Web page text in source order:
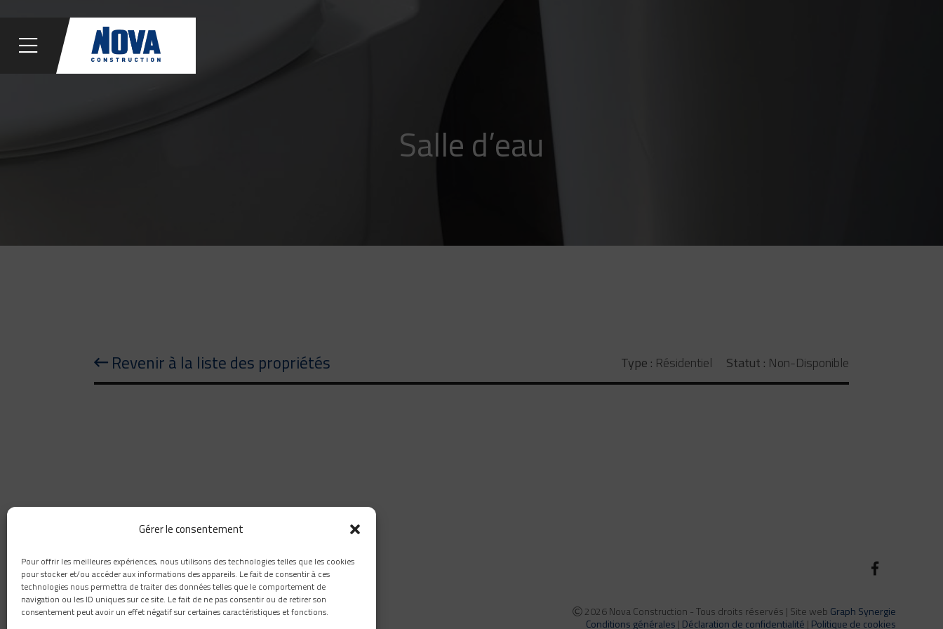
Gérer le consentement
Pour offrir les meilleures expériences, nous utilisons des technologies telles que les cookies
pour stocker et/ou accéder aux informations des appareils. Le fait de consentir à ces
technologies nous permettra de traiter des données telles que le comportement de
navigation ou les ID uniques sur ce site. Le fait de ne pas consentir ou de retirer son
consentement peut avoir un effet négatif sur certaines caractéristiques et fonctions.
Salle d’eau
Revenir à la liste des propriétés Type : Résidentiel Statut : Non-Disponible
418 660-8111
1259, rue Paul-émile-Giroux, Québec, G1C 0K9
info@novaconstructioncp.com
2026 Nova Construction - Tous droits réservés | Site web Graph Synergie
Conditions générales | Déclaration de confidentialité | Politique de cookies